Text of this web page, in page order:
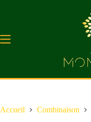
Accueil Combinaison